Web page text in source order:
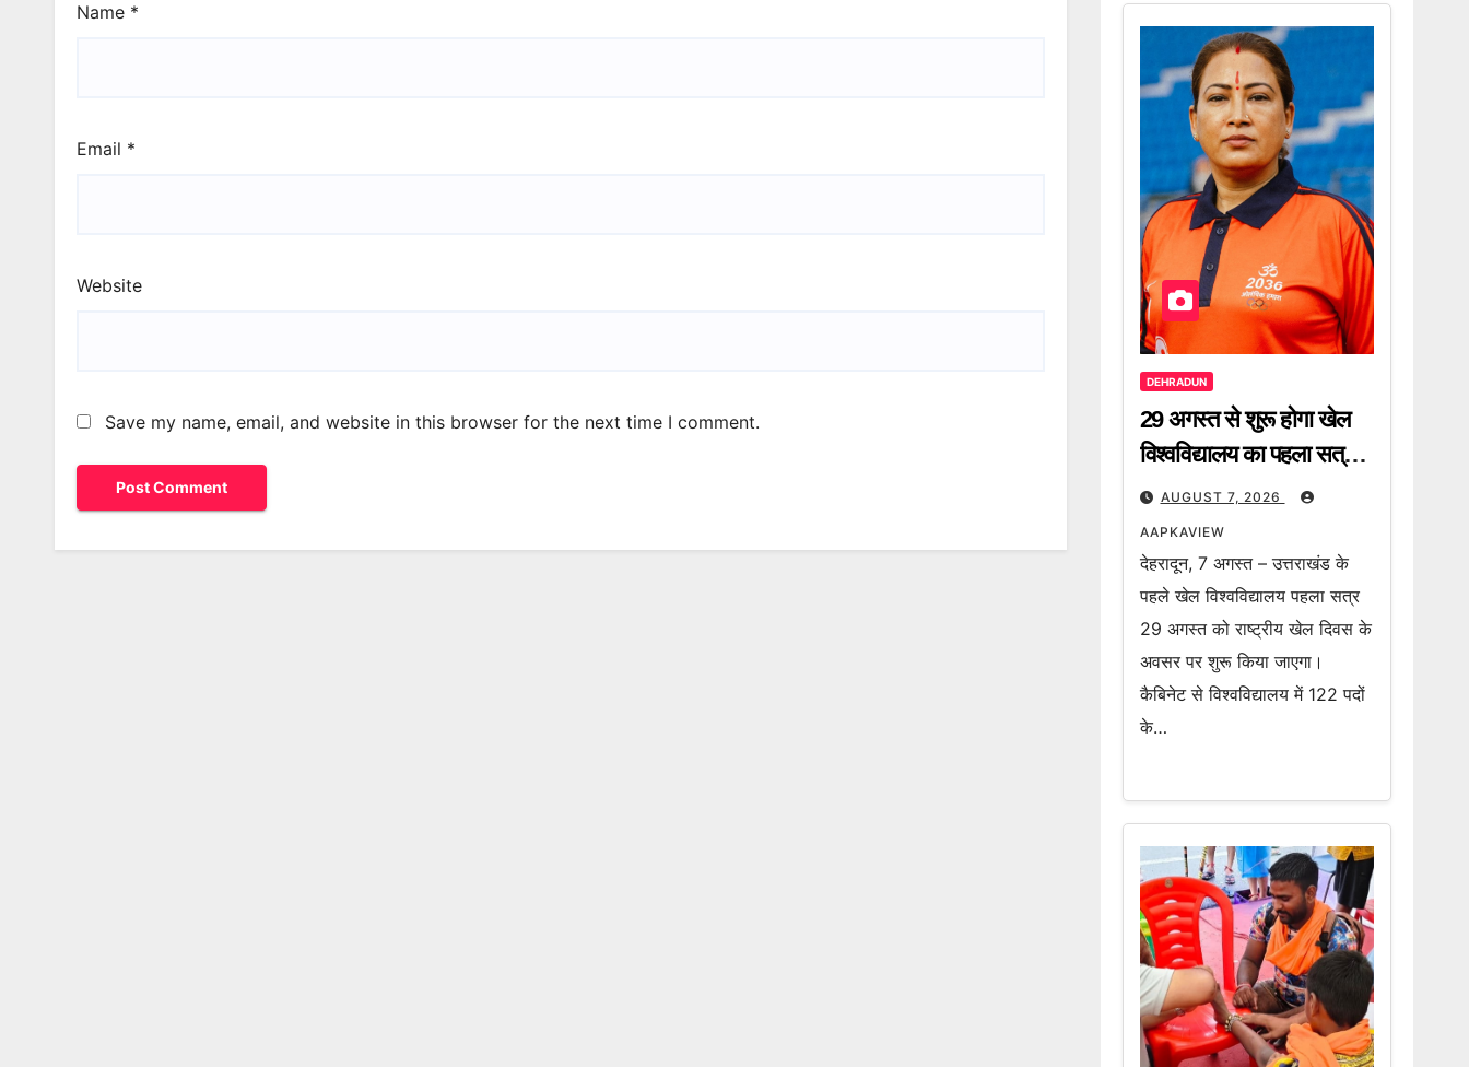
Name *
Email *
Website
Save my name, email, and website in this browser for the next time I comment.
DEHRADUN
29 अगस्त से शुरू होगा खेल
विश्वविद्यालय का पहला सत्र –
रेखा आर्या
AUGUST 7, 2026
AAPKAVIEW
देहरादून, 7 अगस्त – उत्तराखंड के
पहले खेल विश्वविद्यालय पहला सत्र
29 अगस्त को राष्ट्रीय खेल दिवस के
अवसर पर शुरू किया जाएगा।
कैबिनेट से विश्वविद्यालय में 122 पदों
के…